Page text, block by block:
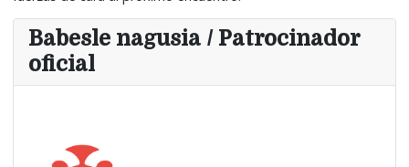
Babesle nagusia / Patrocinador
oficial